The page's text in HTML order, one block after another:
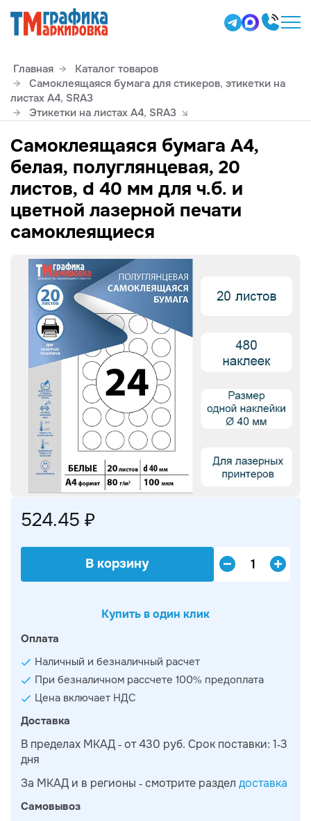
Главная
Каталог товаров
Самоклеящаяся бумага для стикеров, этикетки на
листах А4, SRА3
Этикетки на листах А4, SRА3
Самоклеящаяся бумага А4,
белая, полуглянцевая, 20
листов, d 40 мм для ч.б. и
цветной лазерной печати
самоклеящиеся
524.45 ₽
В корзину
Купить в один клик
Оплата
Наличный и безналичный расчет
При безналичном рассчете 100% предоплата
Цена включает НДС
Доставка
В пределах МКАД - от 430 руб. Срок поставки: 1-3
дня
За МКАД и в регионы - смотрите раздел доставка
Самовывоз